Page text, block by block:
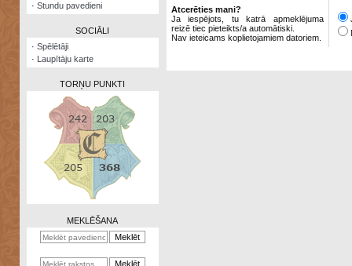
Zināšanu
· Stundu pavedieni
SOCIĀLI
· Spēlētāji
· Laupītāju karte
TORŅU PUNKTI
MEKLĒŠANA
Atcerēties mani?
Ja iespējots, tu katrā apmeklējuma
reizē tiec pieteikts/a automātiski.
Nav ieteicams koplietojamiem datoriem.